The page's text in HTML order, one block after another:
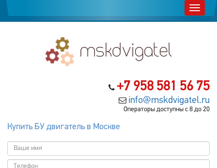
+7 958 581 56 75
info@mskdvigatel.ru
Операторы доступны с 8 до 20
Купить БУ двигатель в Москве